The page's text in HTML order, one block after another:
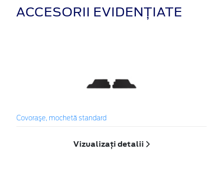
ACCESORII EVIDENȚIATE
Covoraşe, mochetă standard
Vizualizați detalii